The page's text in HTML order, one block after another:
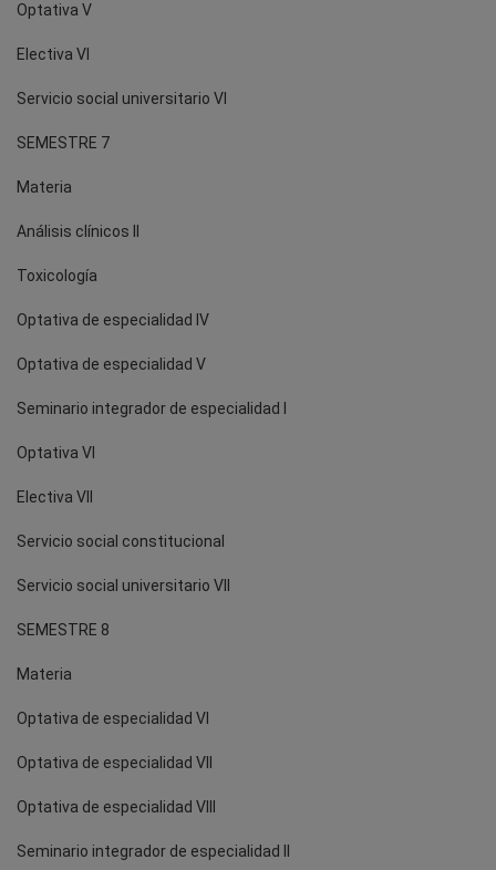
Optativa V
Electiva VI
Servicio social universitario VI
SEMESTRE 7
Materia
Análisis clínicos II
Toxicología
Optativa de especialidad IV
Optativa de especialidad V
Seminario integrador de especialidad I
Optativa VI
Electiva VII
Servicio social constitucional
Servicio social universitario VII
SEMESTRE 8
Materia
Optativa de especialidad VI
Optativa de especialidad VII
Optativa de especialidad VIII
Seminario integrador de especialidad II